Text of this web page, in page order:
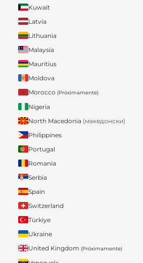
Kuwait
Latvia
Lithuania
Malaysia
Mauritius
Moldova
Morocco (Próximamente)
Nigeria
North Macedonia (македонски)
Philippines
Portugal
Romania
Serbia
Spain
Switzerland
Türkiye
Ukraine
United Kingdom (Próximamente)